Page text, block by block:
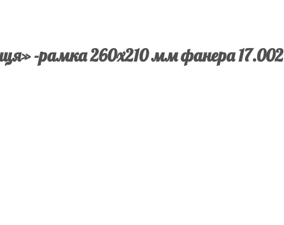
-рамка 260х210 мм фанера 17.002